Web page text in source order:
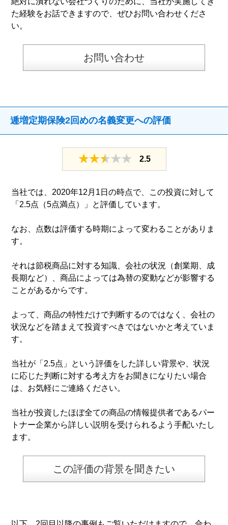
た経験をお話できますので、ぜひお問い合わせくださ
い。
お問い合わせ
逓増定期保険2回めの名義変更への評価
2.5
当社では、2020年12月1日の時点で、この投資に対して
「2.5点（5点満点）」と評価しています。
なお、点数は評価する時期によって変わることがありま
す。
それは節税商品に対する知識、会社の状況（創業期、成
長期など）、商品によっては為替の変動などが影響する
ことがあるからです。
よって、商品の特性だけで判断するのではなく、会社の
状況などを踏まえて投資すべきではないかと考えていま
す。
当社が「2.5点」という評価をした詳しい背景や、状況
に応じた判断に対する考え方をお聞きになりたい場合
は、お気軽にご連絡ください。
当社が投資したほぼ全ての商品の情報提供者であるパー
トナー企業から詳しい説明を受けられるよう手配いたし
ます。
この評価の背景を聞きたい